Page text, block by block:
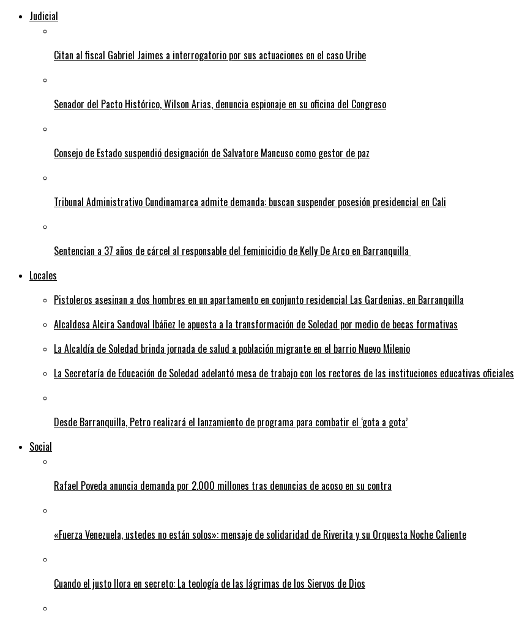
Judicial
Citan al fiscal Gabriel Jaimes a interrogatorio por sus actuaciones en el caso Uribe
Senador del Pacto Histórico, Wilson Arias, denuncia espionaje en su oficina del Congreso
Consejo de Estado suspendió designación de Salvatore Mancuso como gestor de paz
Tribunal Administrativo Cundinamarca admite demanda: buscan suspender posesión presidencial en Cali
Sentencian a 37 años de cárcel al responsable del feminicidio de Kelly De Arco en Barranquilla
Locales
Pistoleros asesinan a dos hombres en un apartamento en conjunto residencial Las Gardenias, en Barranquilla
Alcaldesa Alcira Sandoval Ibáñez le apuesta a la transformación de Soledad por medio de becas formativas
La Alcaldía de Soledad brinda jornada de salud a población migrante en el barrio Nuevo Milenio
La Secretaría de Educación de Soledad adelantó mesa de trabajo con los rectores de las instituciones educativas oficiales
Desde Barranquilla, Petro realizará el lanzamiento de programa para combatir el ‘gota a gota’
Social
Rafael Poveda anuncia demanda por 2.000 millones tras denuncias de acoso en su contra
«Fuerza Venezuela, ustedes no están solos»: mensaje de solidaridad de Riverita y su Orquesta Noche Caliente
Cuando el justo llora en secreto: La teología de las lágrimas de los Siervos de Dios